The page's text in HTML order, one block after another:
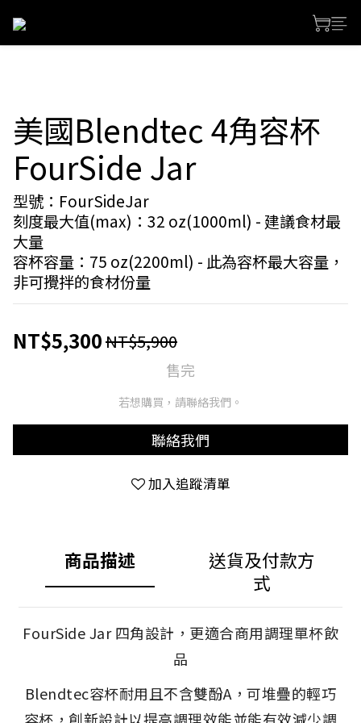
美國Blendtec 4角容杯
FourSide Jar
型號：FourSideJar
刻度最大值(max)：32 oz(1000ml) - 建議食材最
大量
容杯容量：75 oz(2200ml) - 此為容杯最大容量，
非可攪拌的食材份量
NT$5,300NT$5,900
售完
若想購買，請聯絡我們。
聯絡我們
加入追蹤清單
商品描述
送貨及付款方
式
FourSide Jar 四角設計，更適合商用調理單杯飲
品
Blendtec容杯耐用且不含雙酚A，可堆疊的輕巧
容杯，創新設計以提高調理效能並能有效減少調